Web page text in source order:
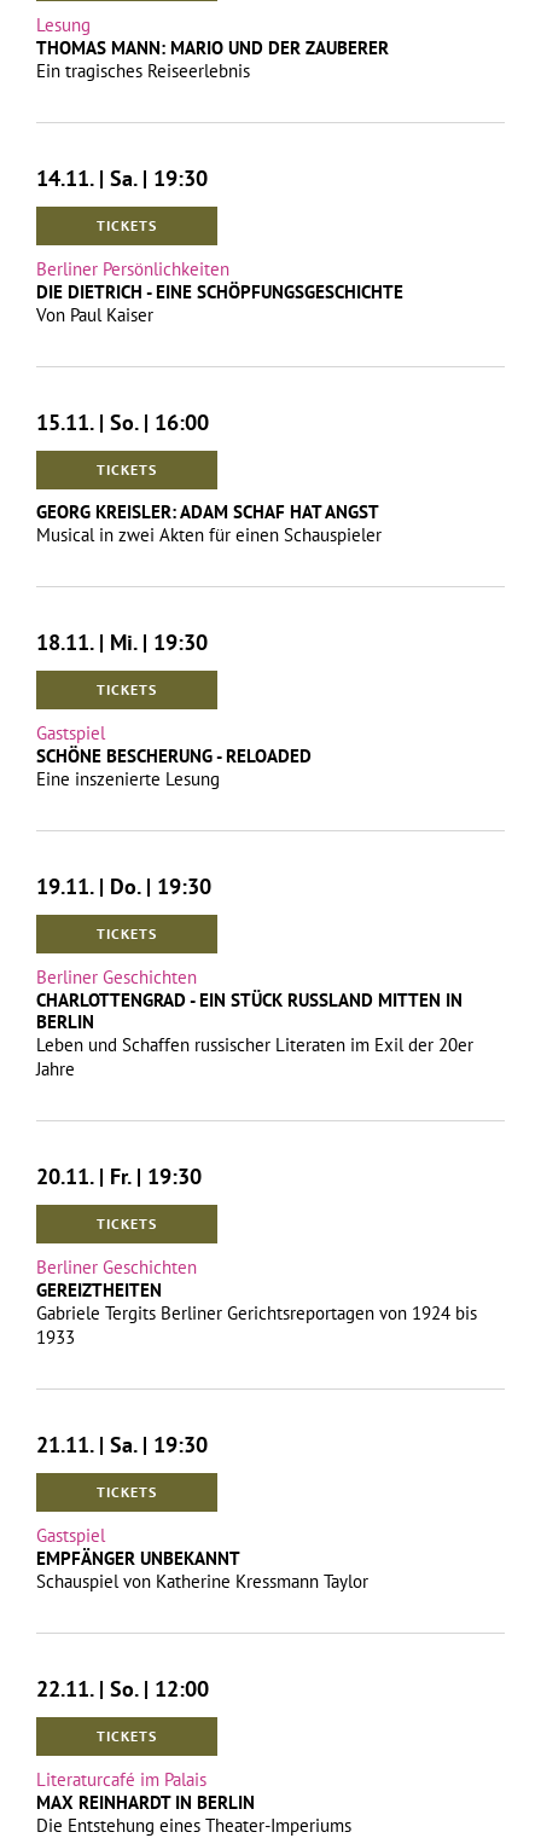
Lesung
THOMAS MANN: MARIO UND DER ZAUBERER
Ein tragisches Reiseerlebnis
14.11. | Sa. | 19:30
TICKETS
Berliner Persönlichkeiten
DIE DIETRICH - EINE SCHÖPFUNGSGESCHICHTE
Von Paul Kaiser
15.11. | So. | 16:00
TICKETS
GEORG KREISLER: ADAM SCHAF HAT ANGST
Musical in zwei Akten für einen Schauspieler
18.11. | Mi. | 19:30
TICKETS
Gastspiel
SCHÖNE BESCHERUNG - RELOADED
Eine inszenierte Lesung
19.11. | Do. | 19:30
TICKETS
Berliner Geschichten
CHARLOTTENGRAD - EIN STÜCK RUSSLAND MITTEN IN
BERLIN
Leben und Schaffen russischer Literaten im Exil der 20er
Jahre
20.11. | Fr. | 19:30
TICKETS
Berliner Geschichten
GEREIZTHEITEN
Gabriele Tergits Berliner Gerichtsreportagen von 1924 bis
1933
21.11. | Sa. | 19:30
TICKETS
Gastspiel
EMPFÄNGER UNBEKANNT
Schauspiel von Katherine Kressmann Taylor
22.11. | So. | 12:00
TICKETS
Literaturcafé im Palais
MAX REINHARDT IN BERLIN
Die Entstehung eines Theater-Imperiums